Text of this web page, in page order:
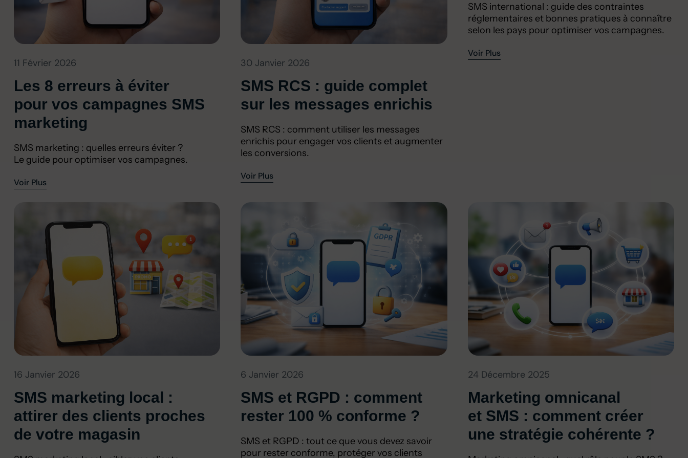
11 Février 2026
Les 8 erreurs à éviter
pour vos campagnes SMS
marketing
SMS marketing : quelles erreurs éviter ?
Le guide pour optimiser vos campagnes.
Voir Plus
30 Janvier 2026
SMS RCS : guide complet
sur les messages enrichis
SMS RCS : comment utiliser les messages
enrichis pour engager vos clients et augmenter
les conversions.
Voir Plus
SMS international : guide des contraintes
réglementaires et bonnes pratiques à connaître
selon les pays pour optimiser vos campagnes.
Voir Plus
16 Janvier 2026
SMS marketing local :
attirer des clients proches
de votre magasin
6 Janvier 2026
SMS et RGPD : comment
rester 100 % conforme ?
SMS et RGPD : tout ce que vous devez savoir
pour rester conforme, protéger vos clients
24 Décembre 2025
Marketing omnicanal
et SMS : comment créer
une stratégie cohérente ?